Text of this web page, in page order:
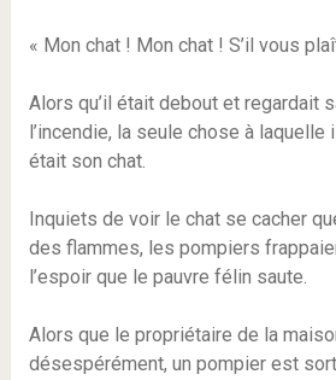
« Mon chat ! Mon chat ! S’il vous
Alors qu’il était debout et regardait
l’incendie, la seule chose à laquelle
était son chat.
Inquiets de voir le chat se cacher
des flammes, les pompiers
l’espoir que le pauvre félin saute.
Alors que le propriétaire de la
désespérément, un pompier est